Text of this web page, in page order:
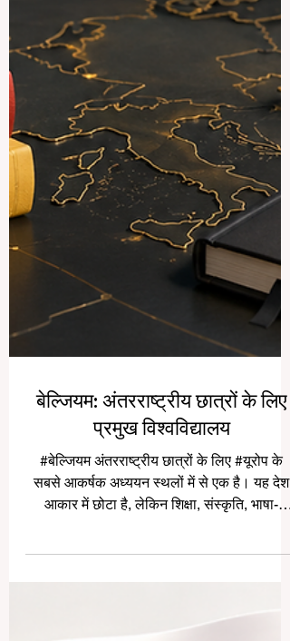
बेल्जियम: अंतरराष्ट्रीय छात्रों के लिए
प्रमुख विश्वविद्यालय
#बेल्जियम अंतरराष्ट्रीय छात्रों के लिए #यूरोप के
समृद्ध है। भारत और हिंदी भाषी छात्रों के लिए बेल्जियम
शिक्षा प्रणाली, बहुसांस्कृतिक वातावरण, सुरक्षित छात्र